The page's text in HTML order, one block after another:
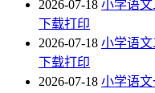
2026-07-18 小学语
下载打印
2026-07-18 小学语
下载打印
2026-07-18 小学语文